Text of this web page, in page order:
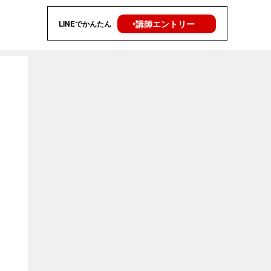
LINEでかんたん ‣講師エントリー